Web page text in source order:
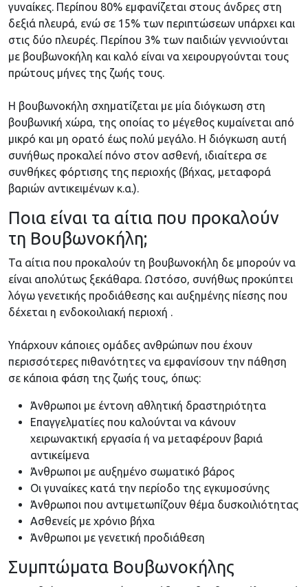
γυναίκες. Περίπου 80% εμφανίζεται στους άνδρες στη
δεξιά πλευρά, ενώ σε 15% των περιπτώσεων υπάρχει και
στις δύο πλευρές. Περίπου 3% των παιδιών γεννιούνται
με βουβωνοκήλη και καλό είναι να χειρουργούνται τους
πρώτους μήνες της ζωής τους.
Η βουβωνοκήλη σχηματίζεται με μία διόγκωση στη
βουβωνική χώρα, της οποίας το μέγεθος κυμαίνεται από
μικρό και μη ορατό έως πολύ μεγάλο. Η διόγκωση αυτή
συνήθως προκαλεί πόνο στον ασθενή, ιδιαίτερα σε
συνθήκες φόρτισης της περιοχής (βήχας, μεταφορά
βαριών αντικειμένων κ.α.).
Ποια είναι τα αίτια που προκαλούν
τη Βουβωνοκήλη;
Τα αίτια που προκαλούν τη βουβωνοκήλη δε μπορούν να
είναι απολύτως ξεκάθαρα. Ωστόσο, συνήθως προκύπτει
λόγω γενετικής προδιάθεσης και αυξημένης πίεσης που
δέχεται η ενδοκοιλιακή περιοχή .
Υπάρχουν κάποιες ομάδες ανθρώπων που έχουν
περισσότερες πιθανότητες να εμφανίσουν την πάθηση
σε κάποια φάση της ζωής τους, όπως:
Άνθρωποι με έντονη αθλητική δραστηριότητα
Επαγγελματίες που καλούνται να κάνουν
χειρωνακτική εργασία ή να μεταφέρουν βαριά
αντικείμενα
Άνθρωποι με αυξημένο σωματικό βάρος
Οι γυναίκες κατά την περίοδο της εγκυμοσύνης
Άνθρωποι που αντιμετωπίζουν θέμα δυσκοιλιότητας
Ασθενείς με χρόνιο βήχα
Άνθρωποι με γενετική προδιάθεση
Συμπτώματα Βουβωνοκήλης